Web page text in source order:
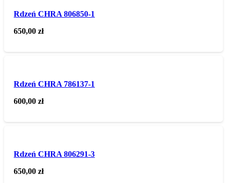
Rdzeń CHRA 806850-1
650,00zł
Rdzeń CHRA 786137-1
600,00zł
Rdzeń CHRA 806291-3
650,00zł